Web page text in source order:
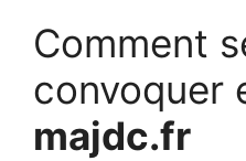
Comment
convoquer
majdc.fr